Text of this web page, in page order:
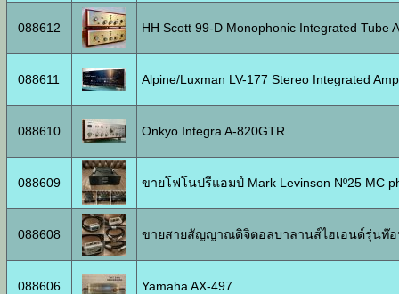
088612 HH Scott 99-D Monophonic Integrated Tube
088611 Alpine/Luxman LV-177 Stereo Integrated
088610 Onkyo Integra A-820GTR
088609 ขายโฟโนปรีแอมป์ Mark Levinson Nº25 MC
088608 ขายสายสัญญาณดิจิตอลบาลานส์ไฮเอนด์รุ่นท๊อป
088606 Yamaha AX-497